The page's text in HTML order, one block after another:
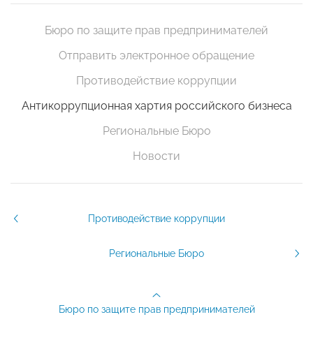
Бюро по защите прав предпринимателей
Отправить электронное обращение
Противодействие коррупции
Антикоррупционная хартия российского бизнеса
Региональные Бюро
Новости
Противодействие коррупции
Региональные Бюро
Бюро по защите прав предпринимателей